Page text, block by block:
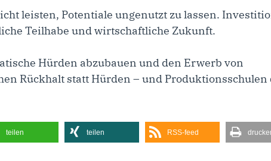
leisten, Potentiale ungenutzt zu lassen.
Teilhabe und wirtschaftliche Zukunft.
Hürden abzubauen und den Erwerb von
Rückhalt statt Hürden – und Produktionsschulen
teilen teilen RSS-feed